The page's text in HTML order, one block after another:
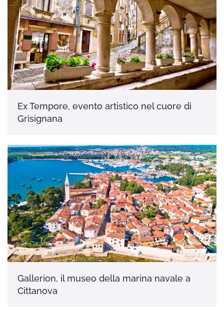
Ex Tempore, evento artistico nel cuore di
Grisignana
Gallerion, il museo della marina navale a
Cittanova